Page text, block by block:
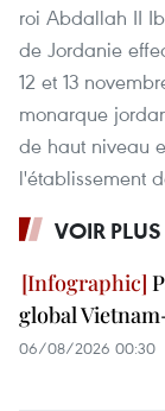
roi Abdallah II
de Jordanie
12 et 13
monarque
de haut niveau
l'établissement
VOIR PLUS
global
06/08/2026 00:30